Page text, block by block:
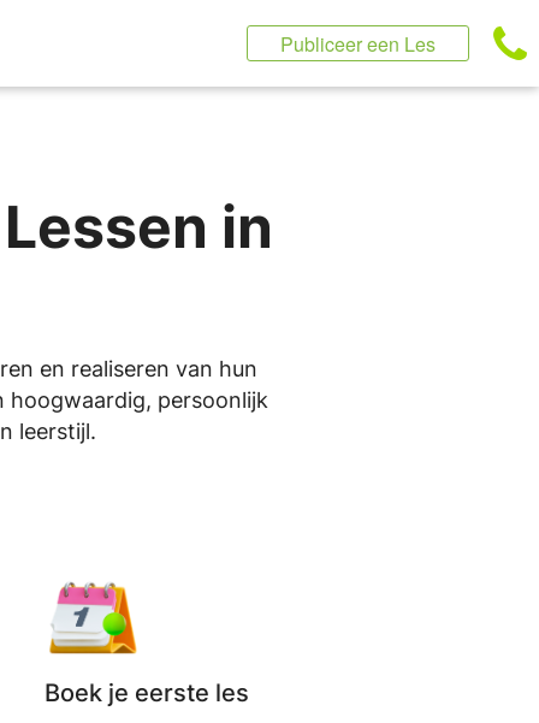
Publiceer een Les
in
en realiseren van hun
hoogwaardig, persoonlijk
leerstijl.
Boek je eerste les